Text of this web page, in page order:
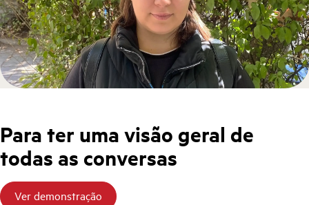
Para ter uma visão geral de
todas as conversas
Ver demonstração